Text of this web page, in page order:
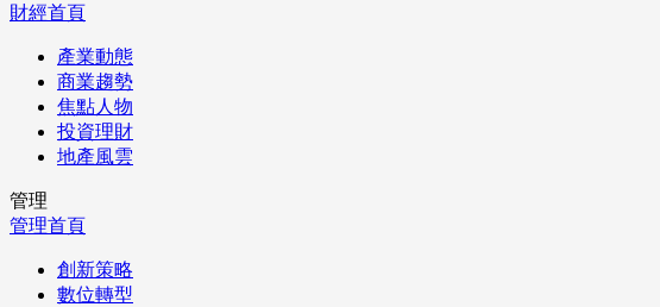
財經首頁
產業動態
商業趨勢
焦點人物
投資理財
地產風雲
管理
管理首頁
創新策略
數位轉型